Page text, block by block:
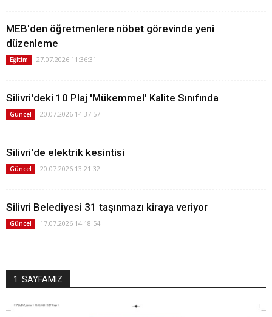
MEB'den öğretmenlere nöbet görevinde yeni
düzenleme
Eğitim 27.07.2026 11:36:31
Silivri'deki 10 Plaj 'Mükemmel' Kalite Sınıfında
Güncel 20.07.2026 14:37:57
Silivri'de elektrik kesintisi
Güncel 20.07.2026 13:21:32
Silivri Belediyesi 31 taşınmazı kiraya veriyor
Güncel 17.07.2026 14:18:54
1. SAYFAMIZ